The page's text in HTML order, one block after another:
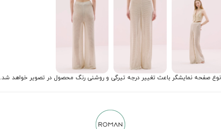
نوع صفحه نمایشگر باعث تغییر درجه تیرگی و روشنی رنگ محصول در تصویر خواهد شد.